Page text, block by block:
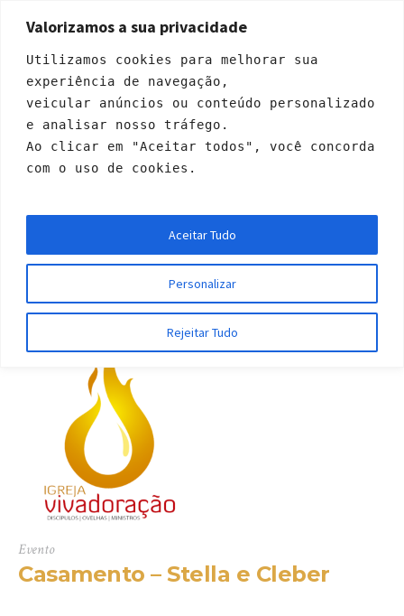
Valorizamos a sua privacidade
Utilizamos cookies para melhorar sua
experiência de navegação,
veicular anúncios ou conteúdo personalizado
e analisar nosso tráfego.
Ao clicar em "Aceitar todos", você concorda
com o uso de cookies.
Personalizar
Rejeitar Tudo
Aceitar Tudo
Categories:Casais
Início»Casais
Evento
Casamento – Stella e Cleber